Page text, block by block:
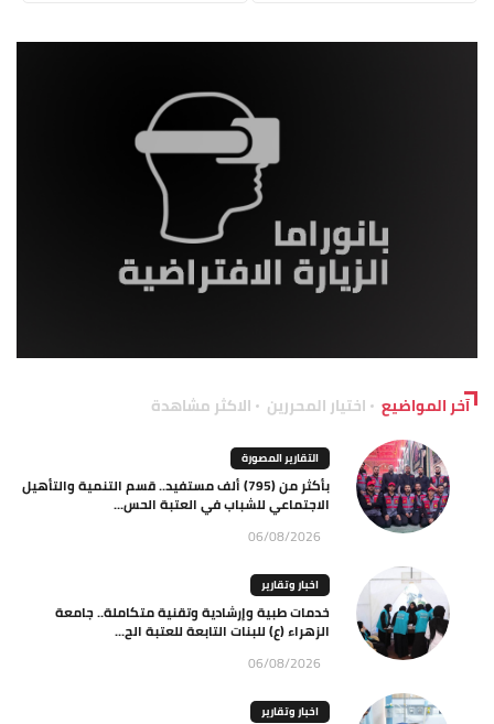
آخر المواضيع اختيار المحررين الاكثر مشاهدة
التقارير المصورة
بأكثر من (795) ألف مستفيد.. قسم التنمية والتأهيل
الاجتماعي للشباب في العتبة الحس...
06/08/2026
اخبار وتقارير
خدمات طبية وإرشادية وتقنية متكاملة.. جامعة
الزهراء (ع) للبنات التابعة للعتبة الح...
06/08/2026
اخبار وتقارير